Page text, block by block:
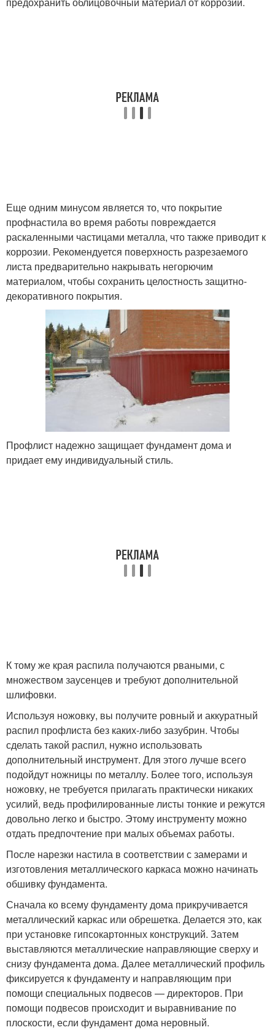
Еще одним минусом является то, что покрытие
профнастила во время работы повреждается
раскаленными частицами металла, что также приводит к
коррозии. Рекомендуется поверхность разрезаемого
листа предварительно накрывать негорючим
материалом, чтобы сохранить целостность защитно-
декоративного покрытия.
Профлист надежно защищает фундамент дома и
придает ему индивидуальный стиль.
К тому же края распила получаются рваными, с
множеством заусенцев и требуют дополнительной
шлифовки.
Используя ножовку, вы получите ровный и аккуратный
распил профлиста без каких-либо зазубрин. Чтобы
сделать такой распил, нужно использовать
дополнительный инструмент. Для этого лучше всего
подойдут ножницы по металлу. Более того, используя
ножовку, не требуется прилагать практически никаких
усилий, ведь профилированные листы тонкие и режутся
довольно легко и быстро. Этому инструменту можно
отдать предпочтение при малых объемах работы.
После нарезки настила в соответствии с замерами и
изготовления металлического каркаса можно начинать
обшивку фундамента.
Сначала ко всему фундаменту дома прикручивается
металлический каркас или обрешетка. Делается это, как
при установке гипсокартонных конструкций. Затем
выставляются металлические направляющие сверху и
снизу фундамента дома. Далее металлический профиль
фиксируется к фундаменту и направляющим при
помощи специальных подвесов — директоров. При
помощи подвесов происходит и выравнивание по
плоскости, если фундамент дома неровный.